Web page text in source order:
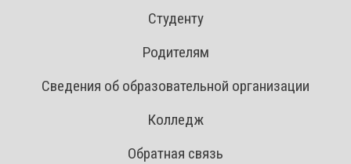
Студенту
Родителям
Сведения об образовательной организации
Колледж
Обратная связь